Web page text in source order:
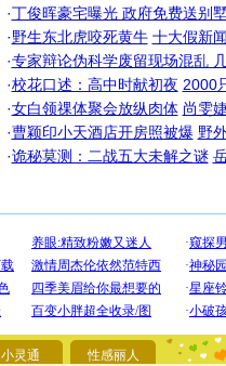
·丁俊晖豪宅曝光 政府免费送别
·野生东北虎咬死黄牛 十大假新
·专家辩论伪科学废留现场混乱
·校花口述：高中时献初夜 2000
·女白领祼体聚会放纵肉体 尚雯
·曹颖印小天酒店开房照被爆 野
·诡秘莫测：二战五大未解之谜
小灵通 性感丽人
[圣诞节]
你太多
要平安！
[圣诞节]